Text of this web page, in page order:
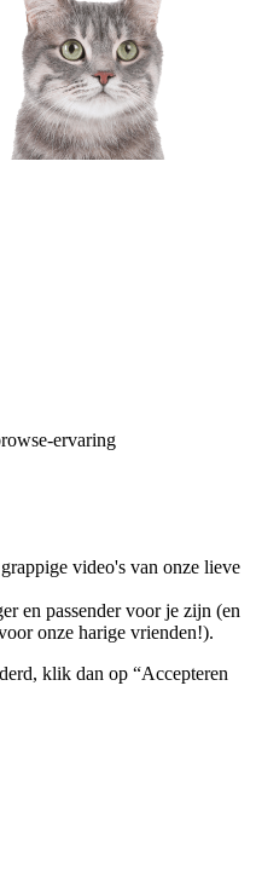
ervaring
video's van onze lieve
en passender voor je zijn (en
onze harige vrienden!).
klik dan op “Accepteren